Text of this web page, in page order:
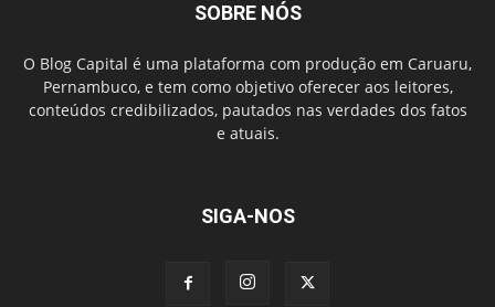
SOBRE NÓS
O Blog Capital é uma plataforma com produção em Caruaru,
Pernambuco, e tem como objetivo oferecer aos leitores,
conteúdos credibilizados, pautados nas verdades dos fatos
e atuais.
SIGA-NOS